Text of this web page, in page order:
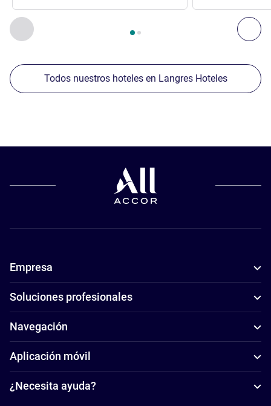
Anterior - Nuestros establecimientos cercanos
Página , Nuestros establecimientos cercanos 1 :,
Todos nuestros hoteles en Langres Hoteles
Empresa
Soluciones profesionales
Navegación
Aplicación móvil
¿Necesita ayuda?